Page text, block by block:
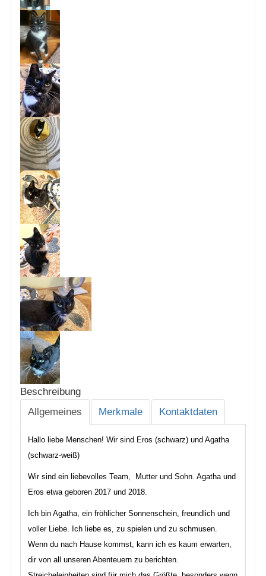
Beschreibung
Allgemeines
Merkmale Kontaktdaten
Hallo liebe Menschen! Wir sind Eros (schwarz) und Agatha
(schwarz-weiß)
Wir sind ein liebevolles Team, Mutter und Sohn. Agatha und
Eros etwa geboren 2017 und 2018.
Ich bin Agatha, ein fröhlicher Sonnenschein, freundlich und
voller Liebe. Ich liebe es, zu spielen und zu schmusen.
Wenn du nach Hause kommst, kann ich es kaum erwarten,
dir von all unseren Abenteuern zu berichten.